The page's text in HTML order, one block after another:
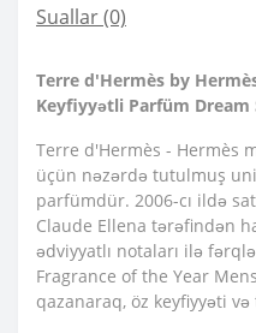
Suallar(0)
Terre d'Hermès by
Keyfiyyətli Parfüm Dream
Terre d'Hermès - Hermès
üçün nəzərdə tutulmuş
parfümdür. 2006-cı ildə
Claude Ellena tərəfindən
ədviyyatlı notaları ilə
Fragrance of the Year
qazanaraq, öz keyfiyyəti